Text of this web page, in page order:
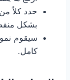
حدد كلاً
بشكل
كامل.